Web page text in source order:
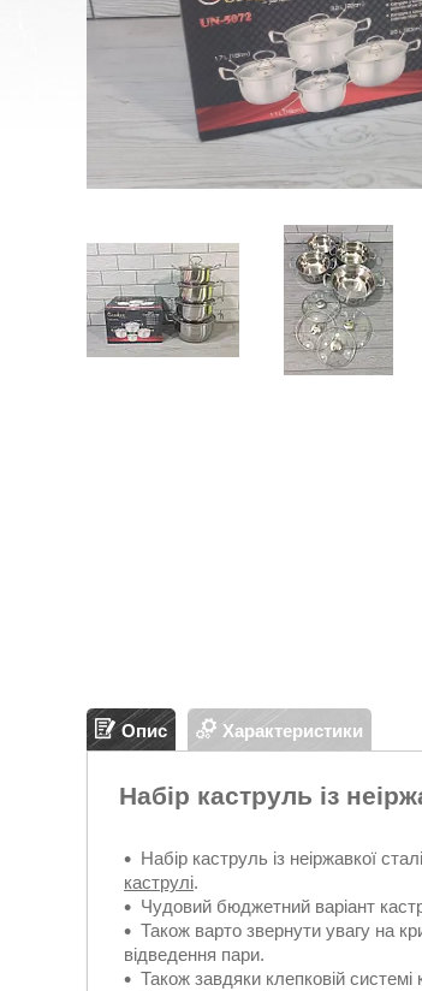
Опис Характеристики
Набір каструль із
Набір каструль із неіржавкої
каструлі.
Чудовий бюджетний варіант
Також варто звернути увагу на
відведення пари.
Також завдяки клепковій системі